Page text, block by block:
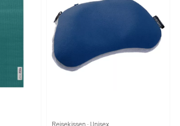
Reisekissen · Unisex